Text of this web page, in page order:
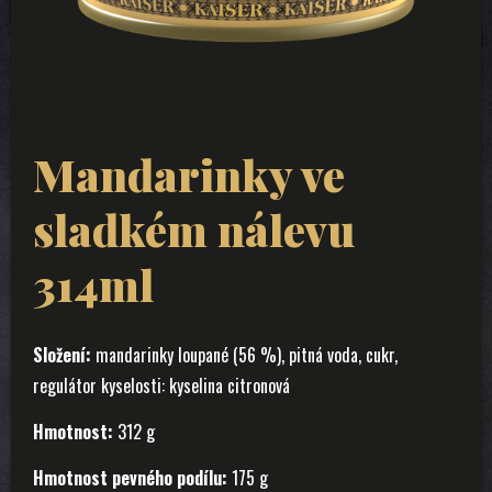
Mandarinky ve
sladkém nálevu
314ml
Složení: mandarinky loupané (56 %), pitná voda, cukr,
regulátor kyselosti: kyselina citronová
Hmotnost: 312 g
Hmotnost pevného podílu: 175 g